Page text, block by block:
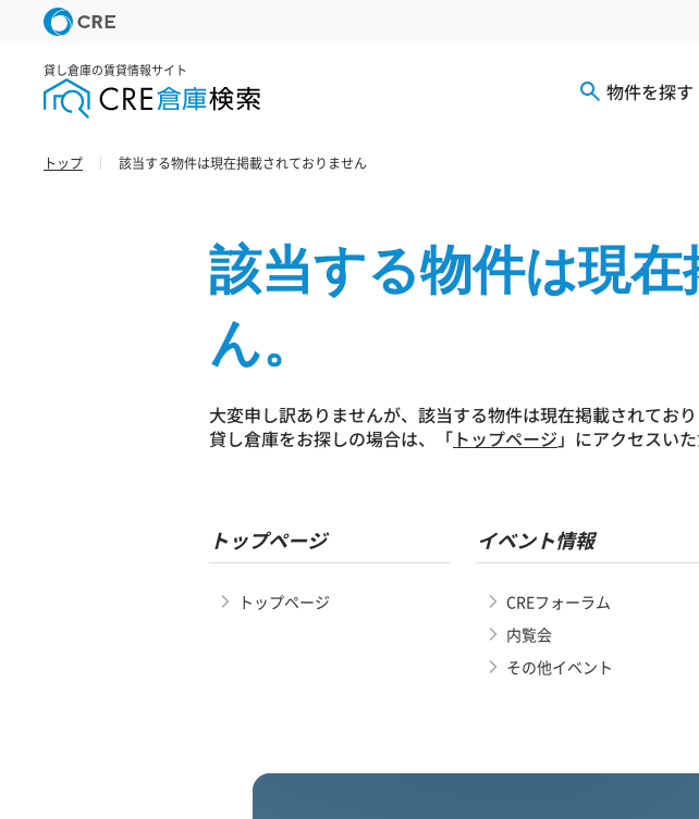
貸し倉庫の賃貸情報サイト
物件を探す
トップ 該当する物件は現在掲載されておりません
該当する物件は現
ん。
大変申し訳ありませんが、該当する物件は現在掲載されており
貸し倉庫をお探しの場合は、「 トップページ 」にアクセスい
トップページ
トップページ
イベント情報
CREフォーラム
内覧会
その他イベント